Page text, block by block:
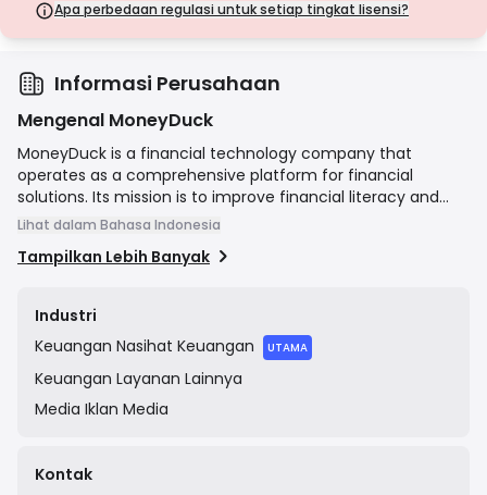
Apa perbedaan regulasi untuk setiap tingkat lisensi?
langkah keamanan.
Dari yurisdiksi dengan pengawasan minimal, lisensi ini seringkali
asuransi. Meskipun menarik untuk fleksibilitas operasional, lisensi ini
menimbulkan risiko yang lebih tinggi bagi pedagang.
Informasi Perusahaan
Mengenal MoneyDuck
MoneyDuck is a financial technology company that
operates as a comprehensive platform for financial
solutions. Its mission is to improve financial literacy and
accessibility by allowing users to compare various financial
different providers. A key feature of their service is
"Duckies," for personalized consultations and advice,
thereby guiding them toward the most suitable financial
products for their needs. The company was founded to
simplify complex financial decisions for the general public.
Lihat dalam Bahasa Indonesia
Tampilkan Lebih Banyak
Industri
Keuangan Nasihat Keuangan UTAMA
Keuangan Layanan Lainnya
Media Iklan Media
Kontak